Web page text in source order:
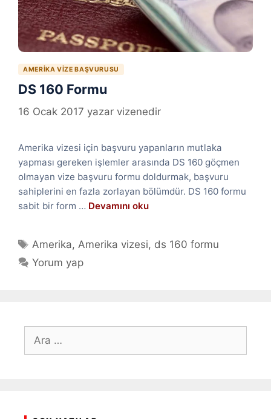
AMERIKA VIZE BAŞVURUSU
DS 160 Formu
16 Ocak 2017 yazar vizenedir
Amerika vizesi için başvuru yapanların mutlaka
yapması gereken işlemler arasında DS 160 göçmen
olmayan vize başvuru formu doldurmak, başvuru
sahiplerini en fazla zorlayan bölümdür. DS 160 formu
sabit bir form … Devamını oku
Etiketler
Amerika, Amerika vizesi, ds 160 formu
Yorum yap
ara